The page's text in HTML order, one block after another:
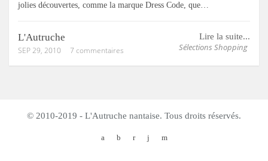
jolies découvertes, comme la marque Dress Code, que…
Lire la suite...
Sélections Shopping
L'Autruche
SEP 29, 2010 7 commentaires
© 2010-2019 - L'Autruche nantaise. Tous droits réservés.